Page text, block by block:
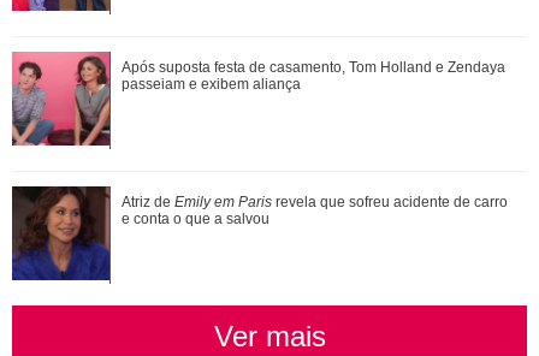
Ela arrasa corações! Relembre os amores da vida de Ivete
Sangalo
Adam Sandler anuncia Gente Grande 3 e compartilha foto
com elenco
Após suposta festa de casamento, Tom Holland e Zendaya
passeiam e exibem aliança
Atriz de Emily em Paris revela que sofreu acidente de carro
e conta o que a salvou
Ver mais